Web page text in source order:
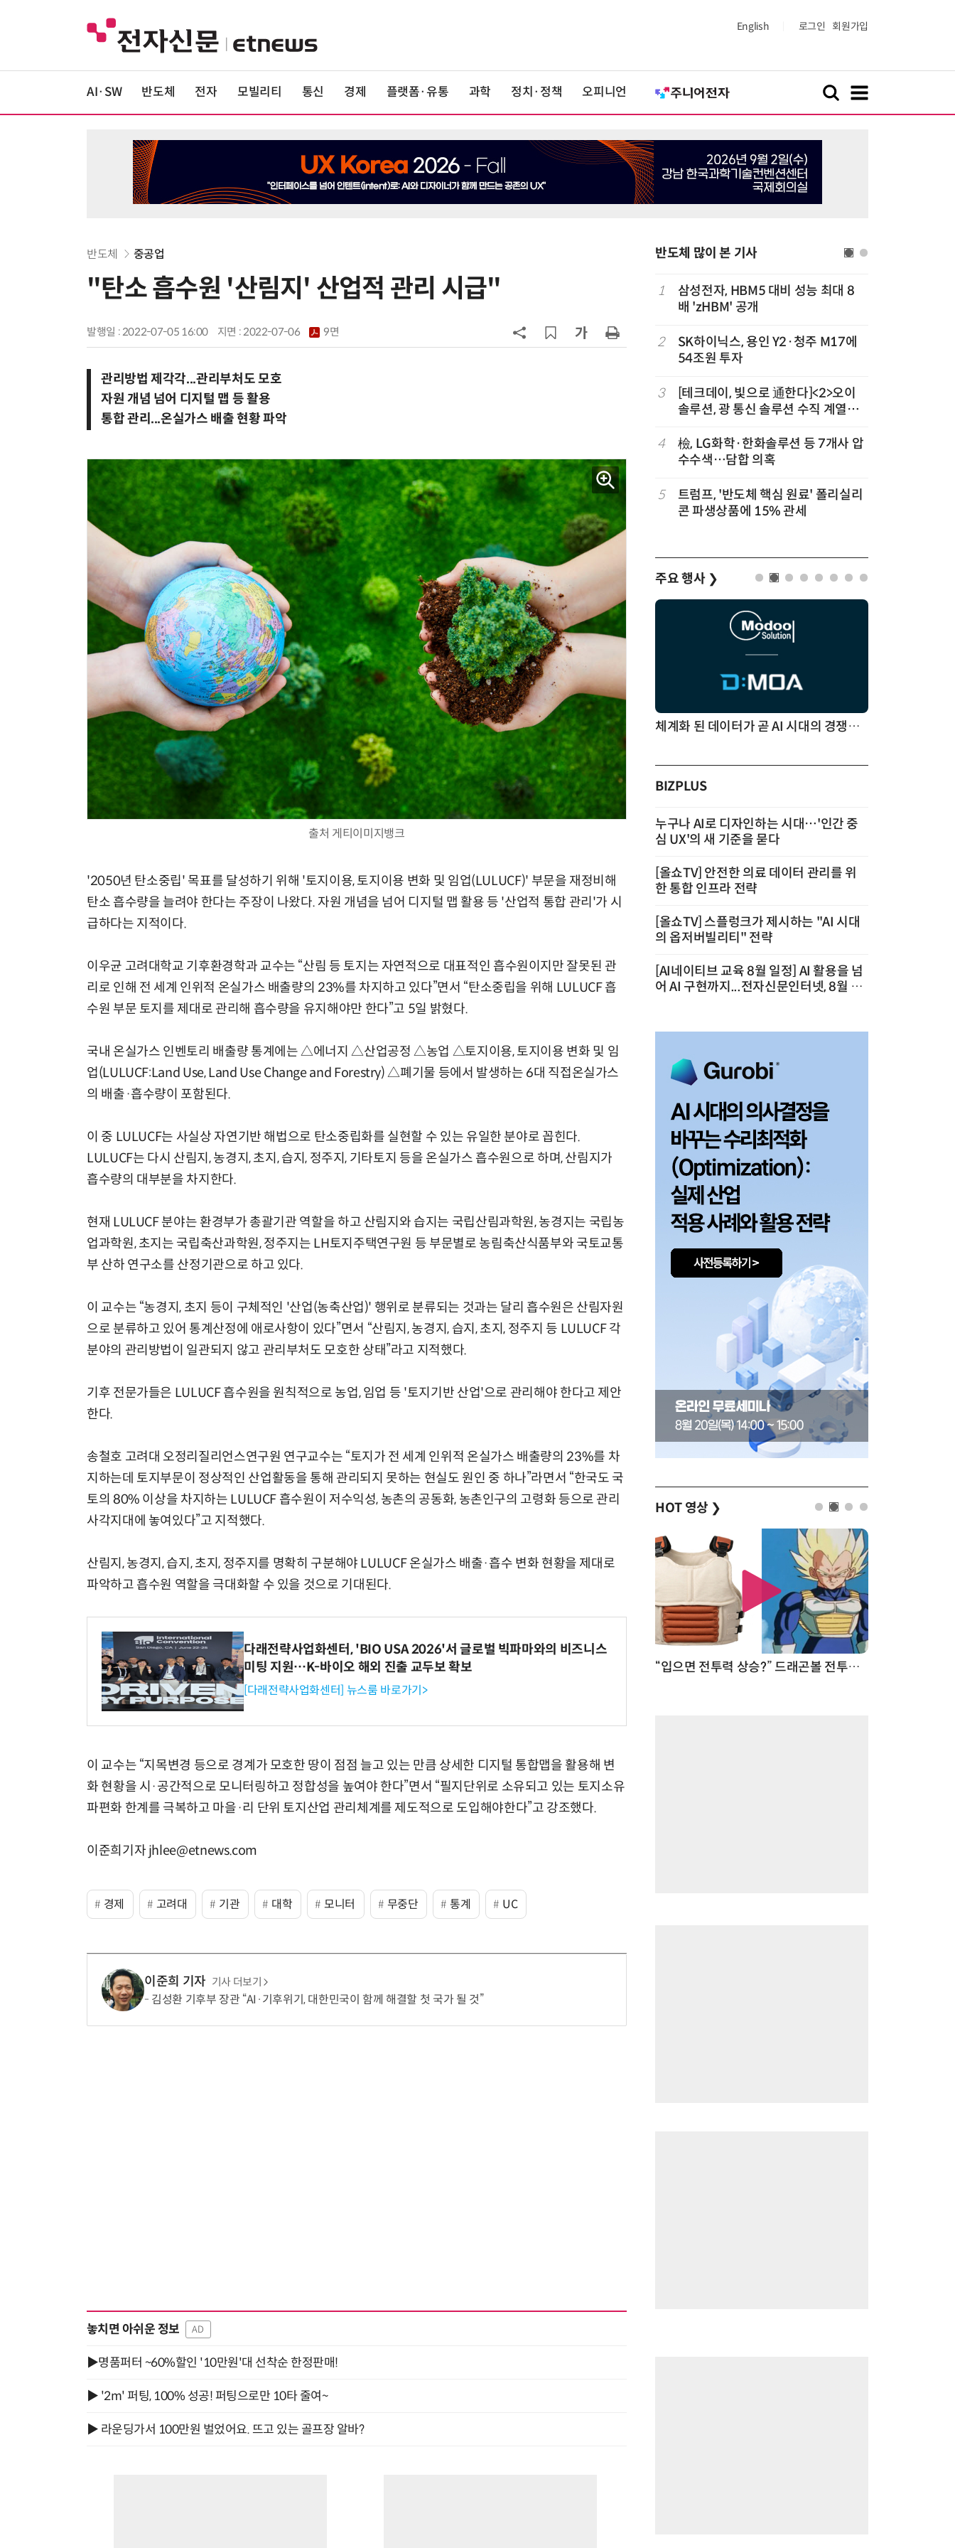
English 로그인 회원가입
AI·SW 반도체 전자 모빌리티 통신 경제 플랫폼·유통 과학 정치·정책 오피니언
반도체 중공업
"탄소 흡수원 '산림지' 산업적 관리 시급"
발행일 : 2022-07-05 16:00 지면 :2022-07-06 9면
관리방법 제각각...관리부처도 모호
자원 개념 넘어 디지털 맵 등 활용
통합 관리...온실가스 배출 현황 파악
출처 게티이미지뱅크
'2050년 탄소중립' 목표를 달성하기 위해 '토지이용, 토지이용 변화 및 임업(LULUCF)' 부문을 재정비해
탄소 흡수량을 늘려야 한다는 주장이 나왔다. 자원 개념을 넘어 디지털 맵 활용 등 '산업적 통합 관리'가 시
급하다는 지적이다.
이우균 고려대학교 기후환경학과 교수는 “산림 등 토지는 자연적으로 대표적인 흡수원이지만 잘못된 관
리로 인해 전 세계 인위적 온실가스 배출량의 23%를 차지하고 있다”면서 “탄소중립을 위해 LULUCF 흡
수원 부문 토지를 제대로 관리해 흡수량을 유지해야만 한다”고 5일 밝혔다.
국내 온실가스 인벤토리 배출량 통계에는 △에너지 △산업공정 △농업 △토지이용, 토지이용 변화 및 임
업(LULUCF:Land Use, Land Use Change and Forestry) △폐기물 등에서 발생하는 6대 직접온실가스
의 배출·흡수량이 포함된다.
이 중 LULUCF는 사실상 자연기반 해법으로 탄소중립화를 실현할 수 있는 유일한 분야로 꼽힌다.
LULUCF는 다시 산림지, 농경지, 초지, 습지, 정주지, 기타토지 등을 온실가스 흡수원으로 하며, 산림지가
흡수량의 대부분을 차지한다.
현재 LULUCF 분야는 환경부가 총괄기관 역할을 하고 산림지와 습지는 국립산림과학원, 농경지는 국립농
업과학원, 초지는 국립축산과학원, 정주지는 LH토지주택연구원 등 부문별로 농림축산식품부와 국토교통
부 산하 연구소를 산정기관으로 하고 있다.
이 교수는 “농경지, 초지 등이 구체적인 '산업(농축산업)' 행위로 분류되는 것과는 달리 흡수원은 산림자원
으로 분류하고 있어 통계산정에 애로사항이 있다”면서 “산림지, 농경지, 습지, 초지, 정주지 등 LULUCF 각
분야의 관리방법이 일관되지 않고 관리부처도 모호한 상태”라고 지적했다.
기후 전문가들은 LULUCF 흡수원을 원칙적으로 농업, 임업 등 '토지기반 산업'으로 관리해야 한다고 제안
한다.
송철호 고려대 오정리질리언스연구원 연구교수는 “토지가 전 세계 인위적 온실가스 배출량의 23%를 차
지하는데 토지부문이 정상적인 산업활동을 통해 관리되지 못하는 현실도 원인 중 하나”라면서 “한국도 국
토의 80% 이상을 차지하는 LULUCF 흡수원이 저수익성, 농촌의 공동화, 농촌인구의 고령화 등으로 관리
사각지대에 놓여있다”고 지적했다.
산림지, 농경지, 습지, 초지, 정주지를 명확히 구분해야 LULUCF 온실가스 배출·흡수 변화 현황을 제대로
파악하고 흡수원 역할을 극대화할 수 있을 것으로 기대된다.
다래전략사업화센터, 'BIO USA 2026'서 글로벌 빅파마와의 비즈니스
미팅 지원…K-바이오 해외 진출 교두보 확보
[다래전략사업화센터] 뉴스룸 바로가기>
이 교수는 “지목변경 등으로 경계가 모호한 땅이 점점 늘고 있는 만큼 상세한 디지털 통합맵을 활용해 변
화 현황을 시·공간적으로 모니터링하고 정합성을 높여야 한다”면서 “필지단위로 소유되고 있는 토지소유
파편화 한계를 극복하고 마을·리 단위 토지산업 관리체계를 제도적으로 도입해야한다”고 강조했다.
이준희기자 jhlee@etnews.com
경제 고려대 기관 대학 모니터 무중단 통계 UC
이준희 기자 기사 더보기
김성환 기후부 장관 “AI·기후위기, 대한민국이 함께 해결할 첫 국가 될 것”
놓치면 아쉬운 정보 AD
▶명품퍼터 ~60%할인 '10만원'대 선착순 한정판매!
▶ '2m' 퍼팅, 100% 성공! 퍼팅으로만 10타 줄여~
▶ 라운딩가서 100만원 벌었어요. 뜨고 있는 골프장 알바?
반도체 많이 본 기사
AMD, 데이터센터 매출 2배 급증…2
인텔 오하이오 팹 '초과근무' 공사 가
고 소재는 아직
10 [테크 차이나] 배터리 교체비가 찻값
넘었다…中 전기차 재활용 체계 시
험대
1
삼성전자, HBM5 대비 성능 최대 8
배 'zHBM' 공개
2
SK하이닉스, 용인 Y2·청주 M17에
54조원 투자
3
[테크데이, 빛으로 通한다]<2>오이
솔루션, 광 통신 솔루션 수직 계열
략'
4
檢, LG화학·한화솔루션 등 7개사 압
수수색…담합 의혹
5
트럼프, '반도체 핵심 원료' 폴리실리
콘 파생상품에 15% 관세
주요 행사 ❯
AI Native Enterprise를 지원하는 AI Ready Data 플랫폼 활용 전략 AI 시대의 옵저버빌리티: GPU·LLM 모니터링부터 AI 기반 장애 대응까지 체계화 된 데이터가 곧 AI 시대의 경쟁력이다
BIZPLUS
누구나 AI로 디자인하는 시대…'인간 중
심 UX'의 새 기준을 묻다
[올쇼TV] 안전한 의료 데이터 관리를 위
한 통합 인프라 전략
[올쇼TV] 스플렁크가 제시하는 "AI 시대
의 옵저버빌리티" 전략
[AI네이티브 교육 8월 일정] AI 활용을 넘
어 AI 구현까지...전자신문인터넷, 8월 실
HOT 영상 ❯
“계속 쫓아왔다”…도망치던 우크라 민간인 공격한 러 자폭 드론 “입으면 전투력 상승?” 드래곤볼 전투복 닮은 중량조끼